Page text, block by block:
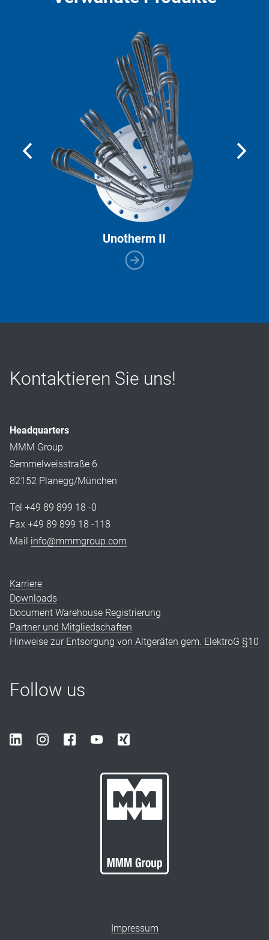
Unotherm II
Kontaktieren Sie uns!
Headquarters
MMM Group
Semmelweisstraße 6
82152 Planegg/München
Tel +49 89 899 18 -0
Fax +49 89 899 18 -118
Mail info@mmmgroup.com
Karriere
Downloads
Document Warehouse Registrierung
Partner und Mitgliedschaften
Hinweise zur Entsorgung von Altgeräten gem. ElektroG §10
Follow us
Impressum